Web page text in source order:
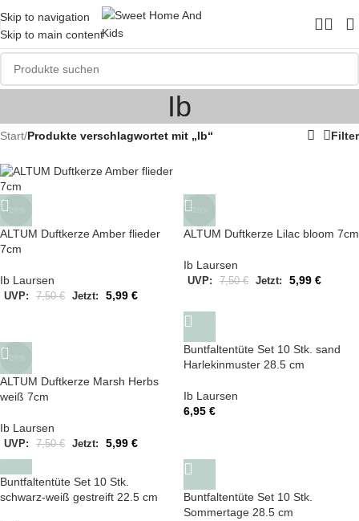
Skip to navigation
Skip to main content
Ib
Start/Produkte verschlagwortet mit „Ib“ Filter
-20%
ALTUM Duftkerze Amber flieder
7cm
Ib Laursen
UVP: 7,50€ Jetzt: 5,99 €
-20%
ALTUM Duftkerze Lilac bloom 7cm
Ib Laursen
UVP: 7,50€ Jetzt: 5,99 €
-20%
ALTUM Duftkerze Marsh Herbs
weiß 7cm
Ib Laursen
UVP: 7,50€ Jetzt: 5,99 €
Buntfaltentüte Set 10 Stk. sand
Harlekinmuster 28.5 cm
Ib Laursen
6,95 €
Buntfaltentüte Set 10 Stk.
schwarz-weiß gestreift 22.5 cm
Buntfaltentüte Set 10 Stk.
Sommertage 28.5 cm